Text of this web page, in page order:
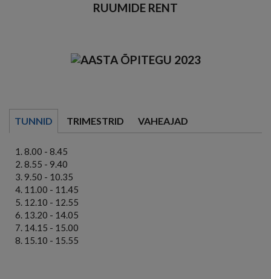
RUUMIDE RENT
TUNNID TRIMESTRID VAHEAJAD
8.00 - 8.45
8.55 - 9.40
9.50 - 10.35
11.00 - 11.45
12.10 - 12.55
13.20 - 14.05
14.15 - 15.00
15.10 - 15.55